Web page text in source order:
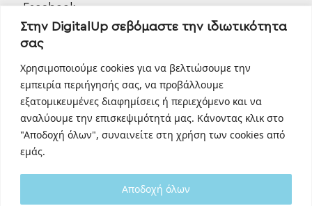
Στην DigitalUp σεβόμαστε την ιδιωτικότητα
σας
Χρησιμοποιούμε cookies για να βελτιώσουμε την
εμπειρία περιήγησής σας, να προβάλλουμε
εξατομικευμένες διαφημίσεις ή περιεχόμενο και να
αναλύουμε την επισκεψιμότητά μας. Κάνοντας κλικ στο
"Αποδοχή όλων", συναινείτε στη χρήση των cookies από
εμάς.
Αποδοχή όλων
Facebook
Instagram
Linkedin
TikTok
Behance
Youtube